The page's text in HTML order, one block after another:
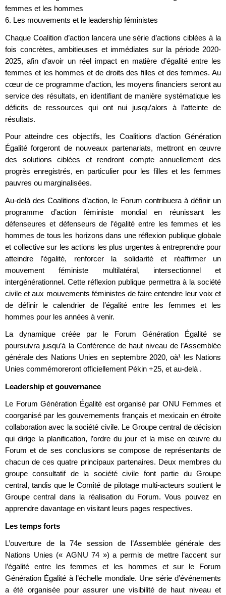
femmes et les hommes
6. Les mouvements et le leadership féministes
Chaque Coalition d’action lancera une série d’actions ciblées à la
fois concrètes, ambitieuses et immédiates sur la période 2020-
2025, afin d’avoir un réel impact en matière d’égalité entre les
femmes et les hommes et de droits des filles et des femmes. Au
cœur de ce programme d’action, les moyens financiers seront au
service des résultats, en identifiant de manière systématique les
déficits de ressources qui ont nui jusqu’alors à l’atteinte de
résultats.
Pour atteindre ces objectifs, les Coalitions d’action Génération
Égalité forgeront de nouveaux partenariats, mettront en œuvre
des solutions ciblées et rendront compte annuellement des
progrès enregistrés, en particulier pour les filles et les femmes
pauvres ou marginalisées.
Au-delà des Coalitions d’action, le Forum contribuera à définir un
programme d’action féministe mondial en réunissant les
défenseures et défenseurs de l’égalité entre les femmes et les
hommes de tous les horizons dans une réflexion publique globale
et collective sur les actions les plus urgentes à entreprendre pour
atteindre l’égalité, renforcer la solidarité et réaffirmer un
mouvement féministe multilatéral, intersectionnel et
intergénérationnel. Cette réflexion publique permettra à la société
civile et aux mouvements féministes de faire entendre leur voix et
de définir le calendrier de l’égalité entre les femmes et les
hommes pour les années à venir.
La dynamique créée par le Forum Génération Égalité se
poursuivra jusqu’à la Conférence de haut niveau de l’Assemblée
générale des Nations Unies en septembre 2020, oà¹ les Nations
Unies commémoreront officiellement Pékin +25, et au-delà .
Leadership et gouvernance
Le Forum Génération Égalité est organisé par ONU Femmes et
coorganisé par les gouvernements français et mexicain en étroite
collaboration avec la société civile. Le Groupe central de décision
qui dirige la planification, l’ordre du jour et la mise en œuvre du
Forum et de ses conclusions se compose de représentants de
chacun de ces quatre principaux partenaires. Deux membres du
groupe consultatif de la société civile font partie du Groupe
central, tandis que le Comité de pilotage multi-acteurs soutient le
Groupe central dans la réalisation du Forum. Vous pouvez en
apprendre davantage en visitant leurs pages respectives.
Les temps forts
L’ouverture de la 74e session de l’Assemblée générale des
Nations Unies (« AGNU 74 ») a permis de mettre l’accent sur
l’égalité entre les femmes et les hommes et sur le Forum
Génération Égalité à l’échelle mondiale. Une série d’événements
a été organisée pour assurer une visibilité de haut niveau et